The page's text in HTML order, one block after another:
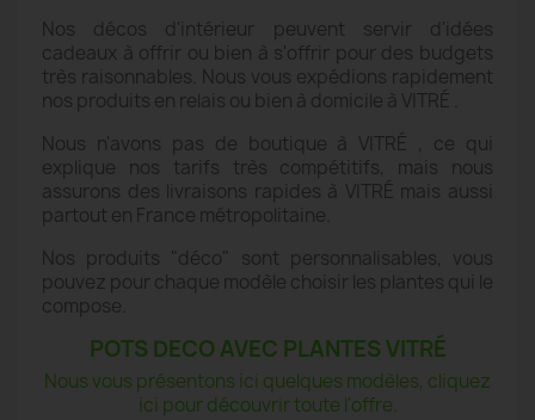
Nos décos d'intérieur peuvent servir d'idées
cadeaux à offrir ou bien à s'offrir pour des budgets
très raisonnables. Nous vous expédions rapidement
nos produits en relais ou bien à domicile à VITRÉ .
Nous n'avons pas de boutique à VITRÉ , ce qui
explique nos tarifs très compétitifs, mais nous
assurons des livraisons rapides à VITRÉ mais aussi
partout en France métropolitaine.
Nos produits "déco" sont personnalisables, vous
pouvez pour chaque modèle choisir les plantes qui le
compose.
POTS DECO AVEC PLANTES VITRÉ
Nous vous présentons ici quelques modèles, cliquez
ici pour découvrir toute l'offre.